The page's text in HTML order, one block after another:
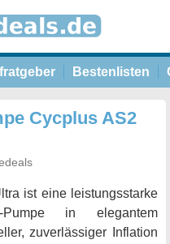
Bestenlisten
Cycplus AS2
ist eine leistungsstarke
Pumpe in elegantem
zuverlässiger Inflation